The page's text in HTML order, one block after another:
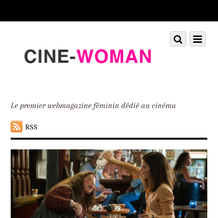
down
Le premier webmagazine féminin dédié au cinéma
RSS
Menu
Scroll
down